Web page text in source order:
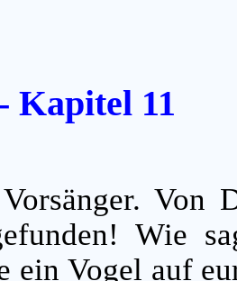
Kapitel 11
Von
Wie
ein Vogel auf